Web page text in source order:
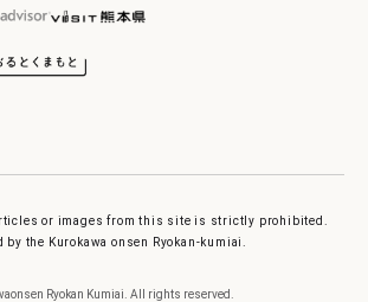
or images from this site is strictly prohibited.
the Kurokawa onsen Ryokan-kumiai.
Ryokan Kumiai. All rights reserved.